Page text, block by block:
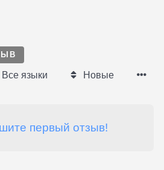
Все языки Новые
первый отзыв!